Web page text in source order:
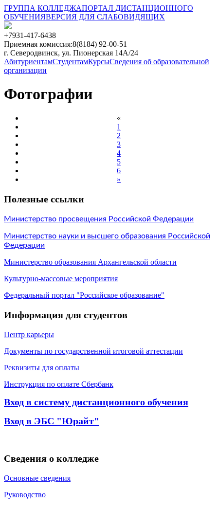
ГРУППА КОЛЛЕДЖАПОРТАЛ ДИСТАНЦИОННОГО
ОБУЧЕНИЯВЕРСИЯ ДЛЯ СЛАБОВИДЯЩИХ
+7931-417-6438
Приемная комиссия:8(8184) 92-00-51
г. Северодвинск, ул. Пионерская 14А/24
АбитуриентамСтудентамКурсыСведения об образовательной
организации
Фотографии
«
1
2
3
4
5
6
»
Полезные ссылки
Министерство просвещения Российской Федерации
Министерство науки и высшего образования Российской
Федерации
Министерство образования Архангельской области
Культурно-массовые мероприятия
Федеральный портал "Российское образование"
Информация для студентов
Центр карьеры
Документы по государственной итоговой аттестации
Реквизиты для оплаты
Инструкция по оплате Сбербанк
Вход в систему дистанционного обучения
Вход в ЭБС "Юрайт"
Сведения о колледже
Основные сведения
Руководство